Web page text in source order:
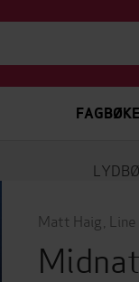
Matt Haig